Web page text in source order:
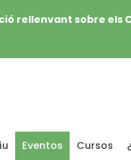
rellenvant sobre els
Eventos Cursos